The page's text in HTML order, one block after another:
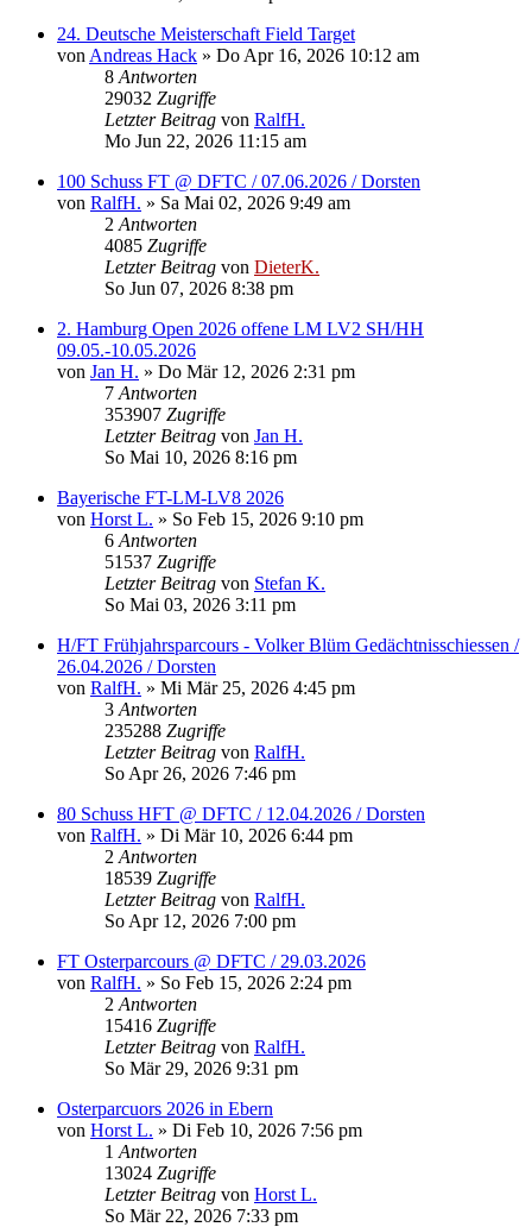
24. Deutsche Meisterschaft Field Target
von Andreas Hack » Do Apr 16, 2026 10:12 am
8 Antworten
29032 Zugriffe
Letzter Beitrag von RalfH.
Mo Jun 22, 2026 11:15 am
100 Schuss FT @ DFTC / 07.06.2026 / Dorsten
von RalfH. » Sa Mai 02, 2026 9:49 am
2 Antworten
4085 Zugriffe
Letzter Beitrag von DieterK.
So Jun 07, 2026 8:38 pm
2. Hamburg Open 2026 offene LM LV2 SH/HH
09.05.-10.05.2026
von Jan H. » Do Mär 12, 2026 2:31 pm
7 Antworten
353907 Zugriffe
Letzter Beitrag von Jan H.
So Mai 10, 2026 8:16 pm
Bayerische FT-LM-LV8 2026
von Horst L. » So Feb 15, 2026 9:10 pm
6 Antworten
51537 Zugriffe
Letzter Beitrag von Stefan K.
So Mai 03, 2026 3:11 pm
H/FT Frühjahrsparcours - Volker Blüm Gedächtnisschiessen /
26.04.2026 / Dorsten
von RalfH. » Mi Mär 25, 2026 4:45 pm
3 Antworten
235288 Zugriffe
Letzter Beitrag von RalfH.
So Apr 26, 2026 7:46 pm
80 Schuss HFT @ DFTC / 12.04.2026 / Dorsten
von RalfH. » Di Mär 10, 2026 6:44 pm
2 Antworten
18539 Zugriffe
Letzter Beitrag von RalfH.
So Apr 12, 2026 7:00 pm
FT Osterparcours @ DFTC / 29.03.2026
von RalfH. » So Feb 15, 2026 2:24 pm
2 Antworten
15416 Zugriffe
Letzter Beitrag von RalfH.
So Mär 29, 2026 9:31 pm
Osterparcuors 2026 in Ebern
von Horst L. » Di Feb 10, 2026 7:56 pm
1 Antworten
13024 Zugriffe
Letzter Beitrag von Horst L.
So Mär 22, 2026 7:33 pm